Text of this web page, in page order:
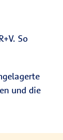
So
und die